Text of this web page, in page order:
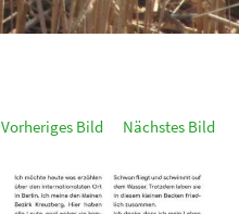
Vorheriges Bild Nächstes Bild